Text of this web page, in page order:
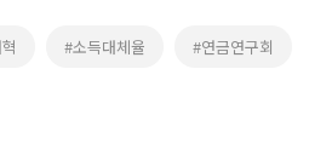
#소득대체율 #연금연구회